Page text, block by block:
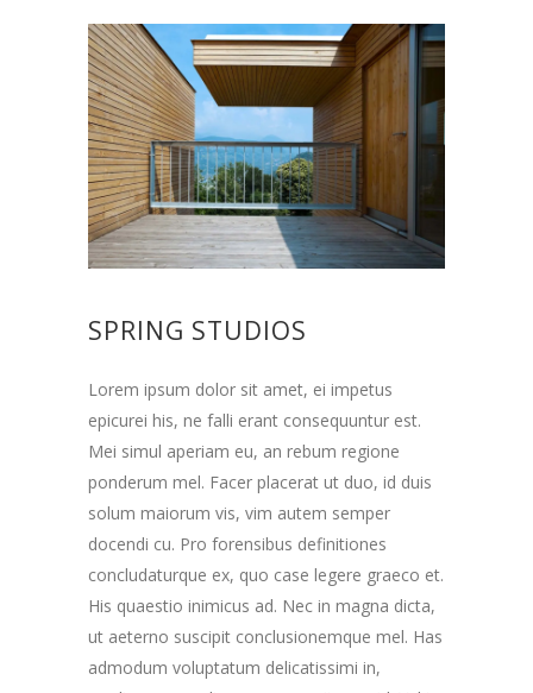
SPRING STUDIOS
Lorem ipsum dolor sit amet, ei impetus
epicurei his, ne falli erant consequuntur est.
Mei simul aperiam eu, an rebum regione
ponderum mel. Facer placerat ut duo, id duis
solum maiorum vis, vim autem semper
docendi cu. Pro forensibus definitiones
concludaturque ex, quo case legere graeco et.
His quaestio inimicus ad. Nec in magna dicta,
ut aeterno suscipit conclusionemque mel. Has
admodum voluptatum delicatissimi in,